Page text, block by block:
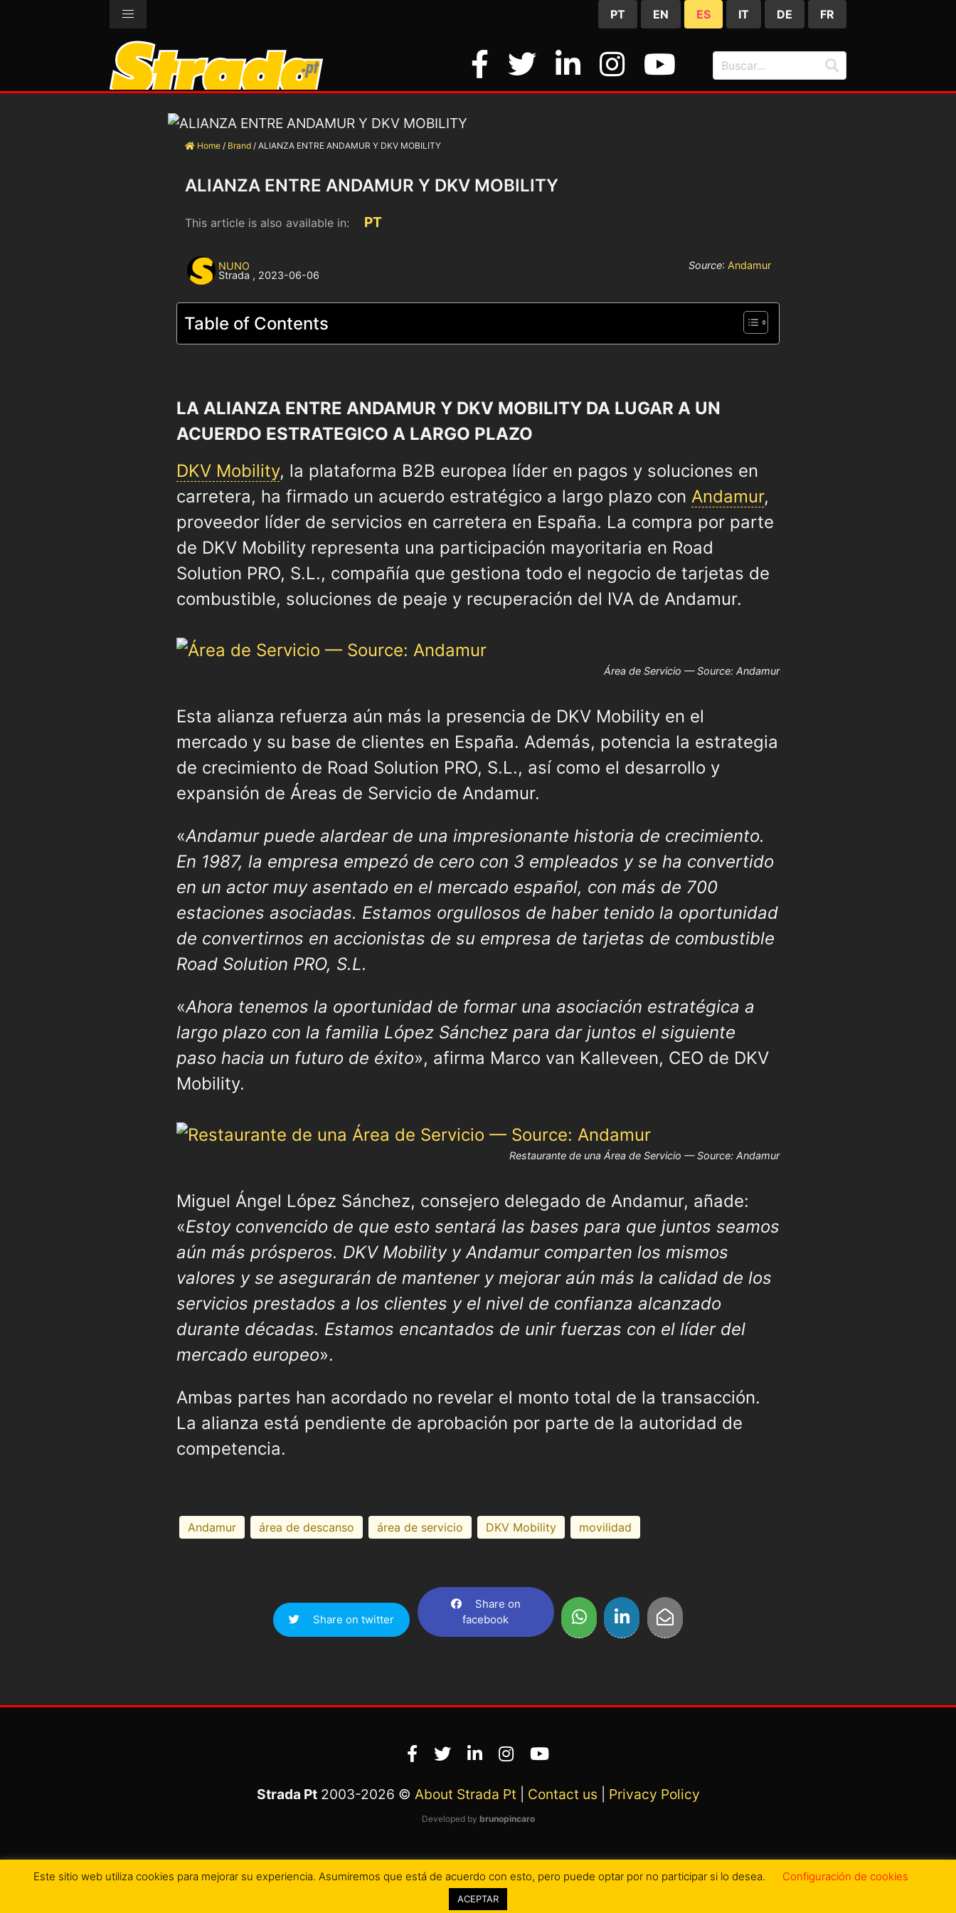
PT EN ES IT DE FR
Home / Brand / ALIANZA ENTRE ANDAMUR Y DKV MOBILITY
ALIANZA ENTRE ANDAMUR Y DKV MOBILITY
This article is also available in: PT
NUNO
Strada , 2023-06-06
Source: Andamur
Table of Contents
LA ALIANZA ENTRE ANDAMUR Y DKV MOBILITY DA LUGAR A UN
ACUERDO ESTRATEGICO A LARGO PLAZO
DKV Mobility, la plataforma B2B europea líder en pagos y soluciones en
carretera, ha firmado un acuerdo estratégico a largo plazo con Andamur,
proveedor líder de servicios en carretera en España. La compra por parte
de DKV Mobility representa una participación mayoritaria en Road
Solution PRO, S.L., compañía que gestiona todo el negocio de tarjetas de
combustible, soluciones de peaje y recuperación del IVA de Andamur.
Área de Servicio — Source: Andamur
Esta alianza refuerza aún más la presencia de DKV Mobility en el
mercado y su base de clientes en España. Además, potencia la estrategia
de crecimiento de Road Solution PRO, S.L., así como el desarrollo y
expansión de Áreas de Servicio de Andamur.
«Andamur puede alardear de una impresionante historia de crecimiento.
En 1987, la empresa empezó de cero con 3 empleados y se ha convertido
en un actor muy asentado en el mercado español, con más de 700
estaciones asociadas. Estamos orgullosos de haber tenido la oportunidad
de convertirnos en accionistas de su empresa de tarjetas de combustible
Road Solution PRO, S.L.
«Ahora tenemos la oportunidad de formar una asociación estratégica a
largo plazo con la familia López Sánchez para dar juntos el siguiente
paso hacia un futuro de éxito», afirma Marco van Kalleveen, CEO de DKV
Mobility.
Restaurante de una Área de Servicio — Source: Andamur
Miguel Ángel López Sánchez, consejero delegado de Andamur, añade:
«Estoy convencido de que esto sentará las bases para que juntos seamos
aún más prósperos. DKV Mobility y Andamur comparten los mismos
valores y se asegurarán de mantener y mejorar aún más la calidad de los
servicios prestados a los clientes y el nivel de confianza alcanzado
durante décadas. Estamos encantados de unir fuerzas con el líder del
mercado europeo».
Ambas partes han acordado no revelar el monto total de la transacción.
La alianza está pendiente de aprobación por parte de la autoridad de
competencia.
Andamur área de descanso área de servicio DKV Mobility movilidad
Share on twitter
Share on
facebook
Este sitio web utiliza cookies para mejorar su experiencia. Asumiremos que está de acuerdo con esto, pero puede optar por no participar si lo desea. Configuración de cookies
ACEPTAR
Strada Pt2003-2026 © About Strada Pt Contact us Privacy Policy
Developed by brunopincaro